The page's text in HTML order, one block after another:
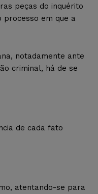
peças do inquérito
processo em que a
notadamente ante
criminal, há de se
de cada fato
atentando-se para